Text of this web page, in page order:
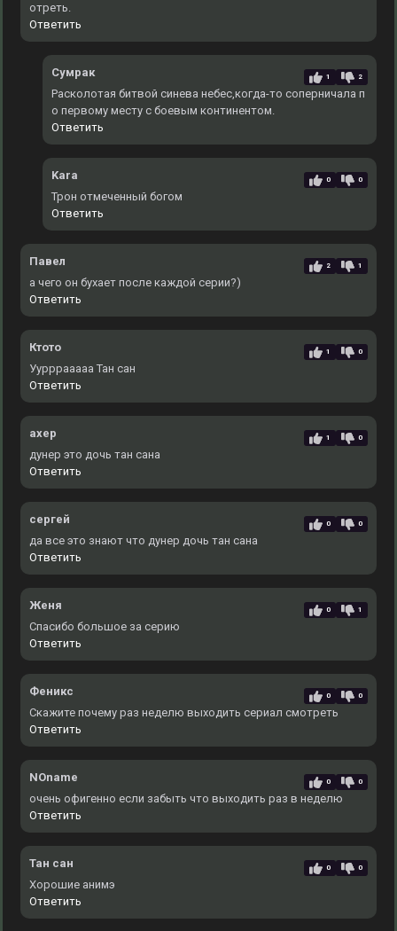
отреть.
Ответить
Сумрак 1 2
Расколотая битвой синева небес,когда-то соперничала п
о первому месту с боевым континентом.
Ответить
Kara 0 0
Трон отмеченный богом
Ответить
Павел 2 1
а чего он бухает после каждой серии?)
Ответить
Ктото 1 0
Уурррааааа Тан сан
Ответить
ахер 1 0
дунер это дочь тан сана
Ответить
сергей 0 0
да все это знают что дунер дочь тан сана
Ответить
Женя 0 1
Спасибо большое за серию
Ответить
Феникс 0 0
Скажите почему раз неделю выходить сериал смотреть
Ответить
NOname 0 0
очень офигенно если забыть что выходить раз в неделю
Ответить
Тан сан 0 0
Хорошие анимэ
Ответить